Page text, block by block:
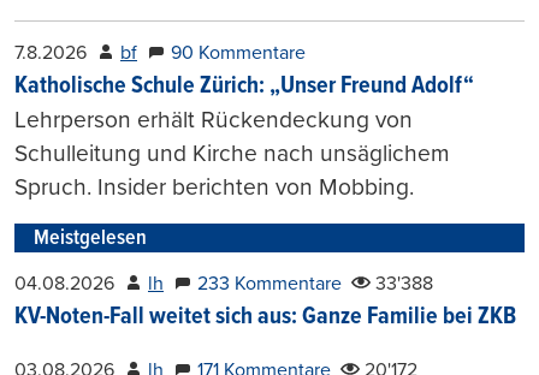
7.8.2026 bf 90 Kommentare
Katholische Schule Zürich: „Unser Freund Adolf“
Lehrperson erhält Rückendeckung von
Schulleitung und Kirche nach unsäglichem
Spruch. Insider berichten von Mobbing.
Meistgelesen
04.08.2026 lh 233 Kommentare 33'388
KV-Noten-Fall weitet sich aus: Ganze Familie bei ZKB